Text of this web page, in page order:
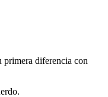
diferencia con